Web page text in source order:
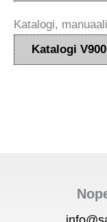
Katalogi, manuaali
Katalogi V900